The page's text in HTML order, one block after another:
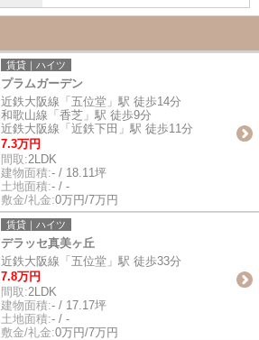
賃貸｜ハイツ
プラムガーデン
近鉄大阪線「五位堂」駅 徒歩14分
和歌山線「香芝」駅 徒歩9分
近鉄大阪線「近鉄下田」駅 徒歩11分
7.3万円
間取:2LDK
建物面積:- / 18.11坪
土地面積:- / -
敷金/礼金:0万円/7万円
賃貸｜ハイツ
デラッセ真美ヶ丘
近鉄大阪線「五位堂」駅 徒歩33分
7.8万円
間取:2LDK
建物面積:- / 17.17坪
土地面積:- / -
敷金/礼金:0万円/7万円